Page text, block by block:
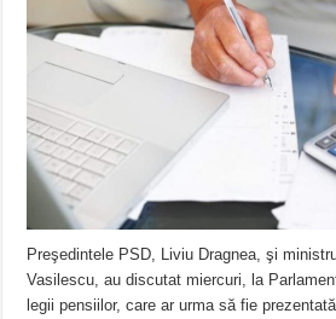
Preşedintele PSD, Liviu Dragnea, şi
Vasilescu, au discutat miercuri, la
legii pensiilor, care ar urma să fie